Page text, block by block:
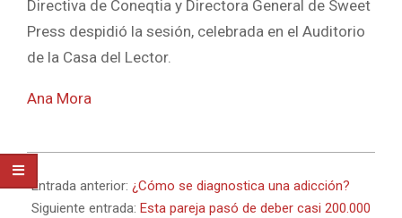
Directiva de Coneqtia y Directora General de Sweet
Press despidió la sesión, celebrada en el Auditorio
de la Casa del Lector.
Ana Mora
12-
10
Entrada anterior: ¿Cómo se diagnostica una adicción?
Siguiente entrada: Esta pareja pasó de deber casi 200.000